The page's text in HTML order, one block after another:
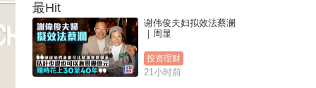
最Hit
谢伟俊夫妇拟效法蔡澜
｜周显
投资理财
21小时前